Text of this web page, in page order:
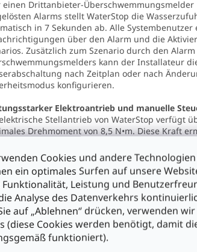
Cookies und andere
ein optimales Surfen auf unsere
Funktionalität, Leistung und
Analyse des Datenverkehrs
auf „Ablehnen“ drücken, verwenden
(diese Cookies werden benötigt, damit
funktioniert).
einen Drittanbieter-Überschwemmungsmelder
Alarms stellt WaterStop die
in 7 Sekunden ab. Alle Systembenutzer
über den Alarm und die
Zusätzlich zum Szenario durch den Alarm
kann der Installateur
nach Zeitplan oder nach
konfigurieren.
Elektroantrieb und manuelle
Stellantrieb von WaterStop verfügt
Drehmoment von 8,5 N•m. Diese Kraft
Unter normalen Bedingungen wird die
7 Sekunden nach dem Befehl
kann nicht nur über Apps
sondern auch manuell gesteuert
Taste am Gehäuse von WaterStop sowie
Montageplatte des Absperrventils. Das ist
wenn der Elektroantrieb ausgetauscht
arbeitet.